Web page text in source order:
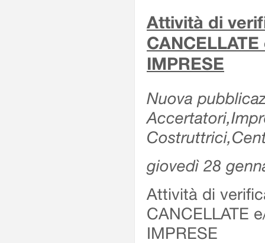
Attività di
IMPRESE
Nuova
giovedì 28
Attività di
CANCELLATE
IMPRESE